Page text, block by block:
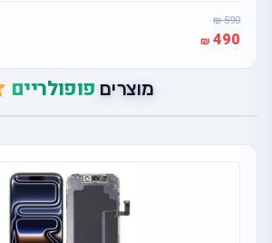
590
490
מוצרים פופולריים